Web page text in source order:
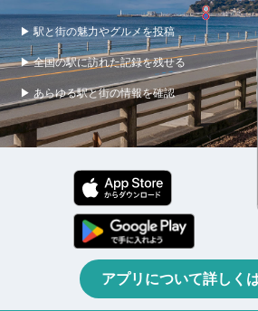
▶ 駅と街の魅力やグルメを投稿
▶ 全国の駅に訪れた記録を残せる
▶ あらゆる駅と街の情報を確認
アプリについて詳しく